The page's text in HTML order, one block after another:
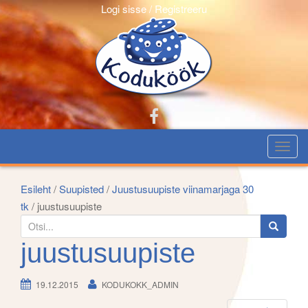
Logi sisse / Registreeru
T
o
l
e
i
Esileht/Suupisted/Juustusuupiste viinamarjaga 30
tk / juustusuupiste
e
c
juustusuupiste
19.12.2015 KODUKOKK_ADMIN